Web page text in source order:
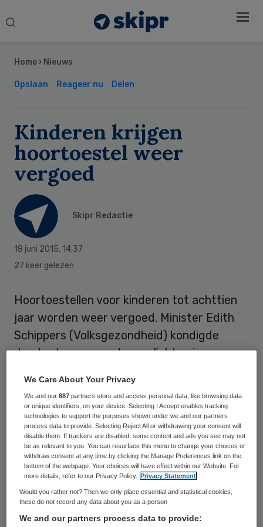
Search
Home › Nieuws
Opslaan Reageer nu Delen
Kinderen krijgen
hoortoestel weer
vergoed
Skipr Redactie
18 juni 2015, 14:37
27 keer gelezen
Hoortoestellen voor kinderen tot achttien
jaar worden weer vergoed. Minister Edith
Schippers (Volksgezondheid) kondigde
donderdag aan ze de verplichte eigen
Schippers kwam daarmee tegemoet aan de
wens van de Tweede Kamer. Die wil niet wil
dat kinderen een achterstand oplopen
omdat ze geen goed hoortoestel hebben
omdat hun ouders de eigen bijdrage niet
kunnen betalen. De Kamer wil haast maken
met de maatregel, waar de minister eerder
Sidebar
We Care About Your Privacy
We and our887 partners store and access personal data, like browsing data
or unique identifiers, on your device. Selecting I Accept enables tracking
technologies to support the purposes shown under we and our partners
process data to provide. Selecting Reject All or withdrawing your consent will
disable them. If trackers are disabled, some content and ads you see may not
be as relevant to you. You can resurface this menu to change your choices or
withdraw consent at any time by clicking the Manage Preferences link on the
bottom of the webpage. Your choices will have effect within our Website. For
more details, refer to our Privacy Policy.
Privacy Statement
Would you rather not? Then we only place essential and statistical cookies,
these do not record any data about you as a person
We and our partners process data to provide: